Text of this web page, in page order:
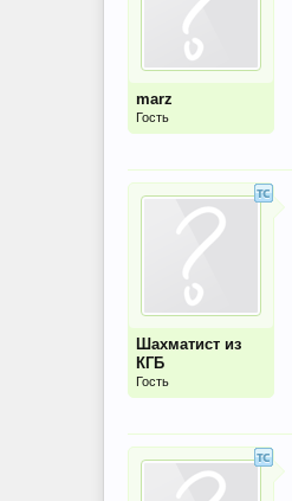
marz
Гость
Шахматист из
КГБ
Гость